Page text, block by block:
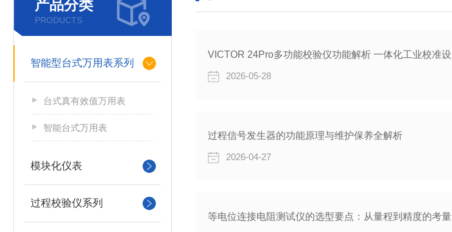
产品分类
PRODUCTS
智能型台式万用表系列
台式真有效值万用表
智能台式万用表
模块化仪表
过程校验仪系列
2026-05-28
过程信号发生器的功能原理与维护保养全解析
2026-04-27
等电位连接电阻测试仪的选型要点：从量程到精度的考量